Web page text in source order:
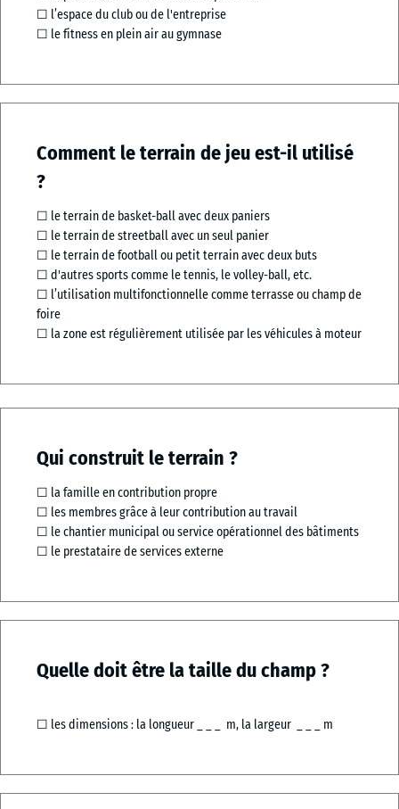
☐ l’espace du club ou de l'entreprise
☐ le fitness en plein air au gymnase
Comment le terrain de jeu est-il utilisé
?
☐ le terrain de basket-ball avec deux paniers
☐ le terrain de streetball avec un seul panier
☐ le terrain de football ou petit terrain avec deux buts
☐ d'autres sports comme le tennis, le volley-ball, etc.
☐ l’utilisation multifonctionnelle comme terrasse ou champ de
foire
☐ la zone est régulièrement utilisée par les véhicules à moteur
Qui construit le terrain ?
☐ la famille en contribution propre
☐ les membres grâce à leur contribution au travail
☐ le chantier municipal ou service opérationnel des bâtiments
☐ le prestataire de services externe
Quelle doit être la taille du champ ?
☐ les dimensions : la longueur _ _ _ m, la largeur _ _ _ m